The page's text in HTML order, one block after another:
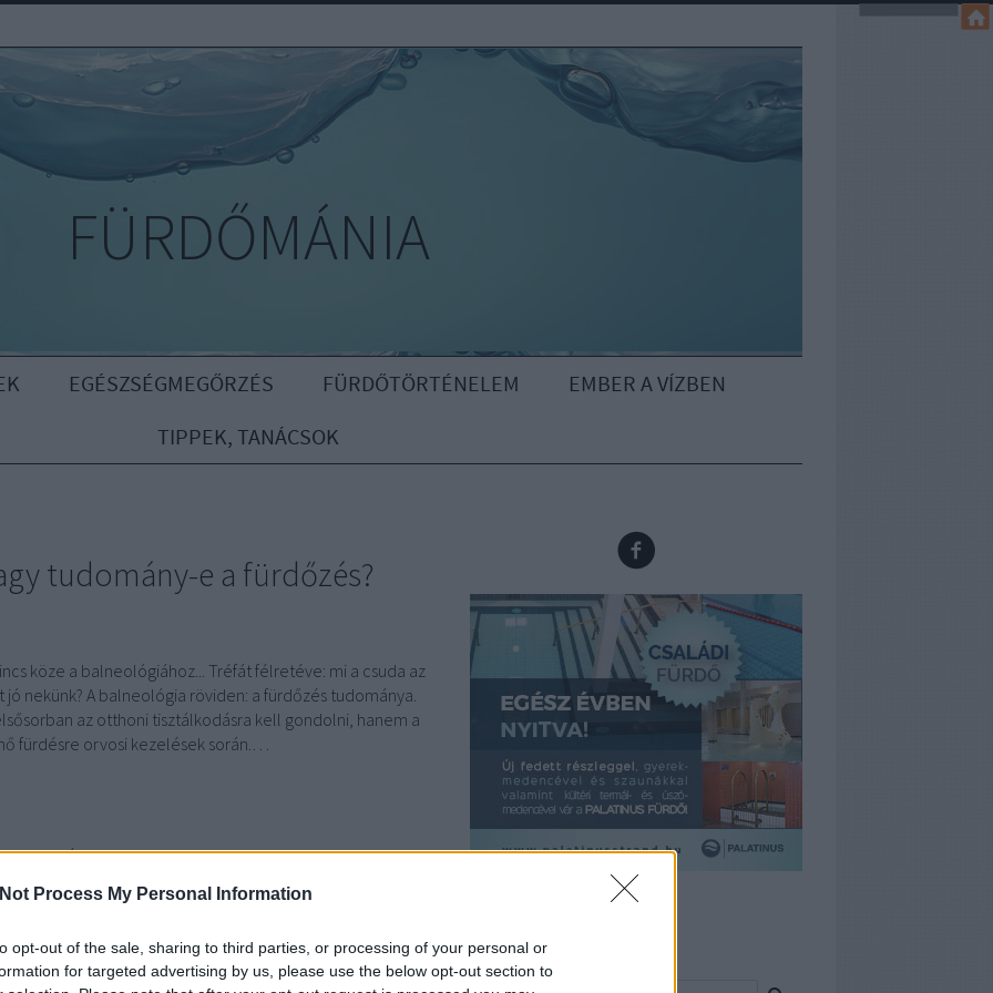
Process My Personal Information
opt-out of the sale, sharing to third parties, or processing of your personal or
for targeted advertising by us, please use the below opt-out section to
FÜRDŐMÁNIA
EGÉSZSÉGMEGŐRZÉS FÜRDŐTÖRTÉNELEM
EMBER A VÍZBEN
TIPPEK, TANÁCSOK
tudomány-e a fürdőzés?
köze a balneológiához... Tréfát félretéve: mi a csuda az
nekünk? A balneológia röviden: a fürdőzés tudománya.
az otthoni tisztálkodásra kell gondolni, hanem a
fürdésre orvosi kezelések során.…
TOVÁBB
egészség gyógyulás gyógyfürdő termálfürdő gyógyvíz
betegségmegelőzés ivókúra balneologia
Keresés